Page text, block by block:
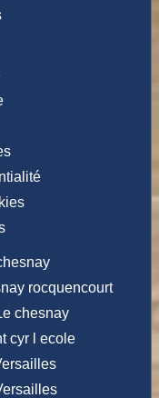
rocquencourt
chesnay
cyr l ecole